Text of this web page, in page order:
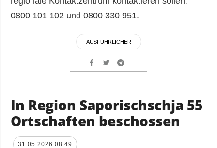
0800 101 102 und 0800 330 951.
AUSFÜHRLICHER
In Region Saporischschja 55
Ortschaften beschossen
31.05.2026 08:49